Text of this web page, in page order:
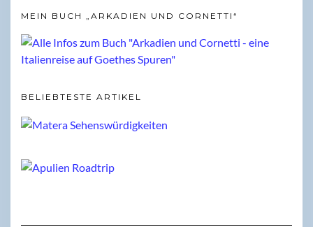
MEIN BUCH „ARKADIEN UND CORNETTI“
BELIEBTESTE ARTIKEL